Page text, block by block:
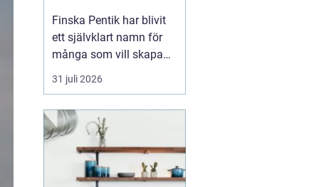
varma och
personliga hem
Finska Pentik har blivit
ett självklart namn för
många som vill skapa
ett varmt, ombonat och
personligt hem. Med
natur inspirerar
varumärket till miljöer
där vardagsföremål
både används och
31 juli 2026